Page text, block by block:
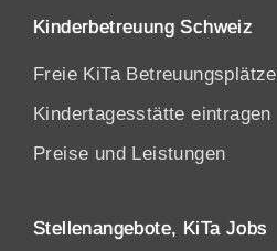
Kinderbetreuung Schweiz
Freie KiTa Betreuungsplätze
Kindertagesstätte eintragen
Preise und Leistungen
Stellenangebote, KiTa Jobs